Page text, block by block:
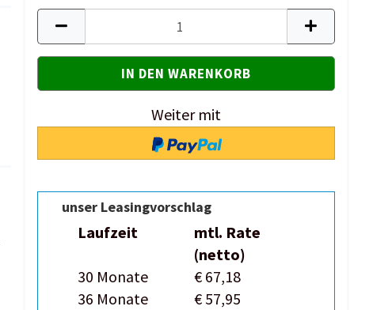
Weiter mit
unser Leasingvorschlag
Laufzeit
mtl. Rate
(netto)
30 Monate
€ 67,18
36 Monate
€ 57,95